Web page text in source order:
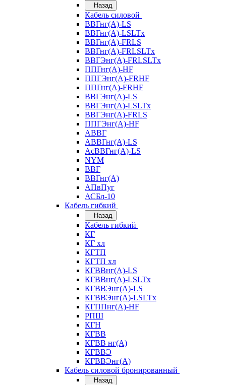
Назад
Кабель силовой
ВВГнг(А)-LS
ВВГнг(А)-LSLTx
ВВГнг(А)-FRLS
ВВГнг(А)-FRLSLTx
ВВГЭнг(А)-FRLSLTx
ППГнг(А)-HF
ППГЭнг(А)-FRHF
ППГнг(А)-FRHF
ВВГЭнг(А)-LS
ВВГЭнг(А)-LSLTx
ВВГЭнг(А)-FRLS
ППГЭнг(А)-HF
АВВГ
АВВГнг(А)-LS
АсВВГнг(А)-LS
NYM
ВВГ
ВВГнг(А)
АПвПуг
АСБл-10
Кабель гибкий
Назад
Кабель гибкий
КГ
КГ хл
КГТП
КГТП хл
КГВВнг(А)-LS
КГВВнг(А)-LSLTx
КГВВЭнг(А)-LS
КГВВЭнг(А)-LSLTx
КГППнг(А)-HF
РПШ
КГН
КГВВ
КГВВ нг(А)
КГВВЭ
КГВВЭнг(А)
Кабель силовой бронированный
Назад